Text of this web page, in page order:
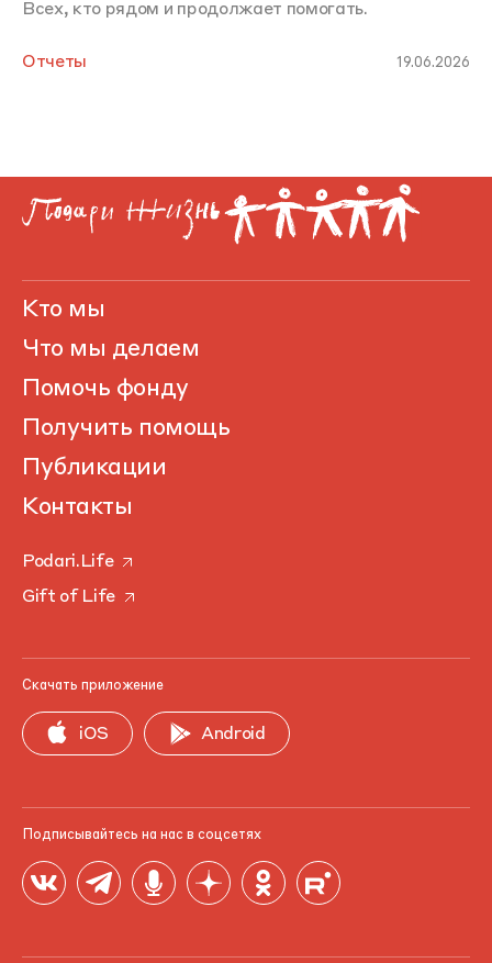
Всех, кто рядом и продолжает помогать.
Отчеты 19.06.2026
Кто мы
Что мы делаем
Помочь фонду
Получить помощь
Публикации
Контакты
Podari.Life
Gift of Life
Скачать приложение
iOS Android
Подписывайтесь на нас в соцсетях